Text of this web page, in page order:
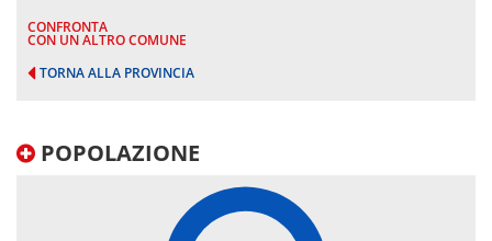
CONFRONTA
CON UN ALTRO COMUNE
TORNA ALLA PROVINCIA
POPOLAZIONE